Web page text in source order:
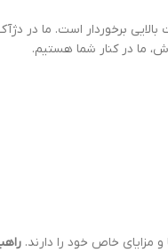
برخوردار است. ما در
ما در کنار شما هستیم.
مزایای خاص خود را دارند.